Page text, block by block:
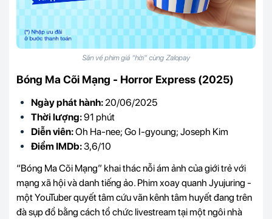
Săn vé phim giá “hời” cùng Zalopay
Bóng Ma Cõi Mạng - Horror Express (2025)
Ngày phát hành: 20/06/2025
Thời lượng:91 phút
Diễn viên:Oh Ha-nee; Go I-gyoung; Joseph Kim
Điểm IMDb:3,6/10
“Bóng Ma Cõi Mạng” khai thác nỗi ám ảnh của giới trẻ với
mạng xã hội và danh tiếng ảo. Phim xoay quanh Jyujuring -
một YouTuber quyết tâm cứu vãn kênh tâm huyết đang trên
đà sụp đổ bằng cách tổ chức livestream tại một ngôi nhà